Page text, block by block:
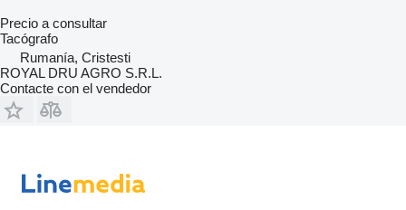
Precio a consultar
Tacógrafo
Rumanía, Cristesti
ROYAL DRU AGRO S.R.L.
Contacte con el vendedor